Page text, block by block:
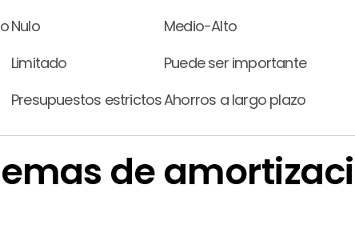
Nulo
Medio-Alto
Limitado
Puede ser importante
Presupuestos estrictosAhorros a largo plazo
de